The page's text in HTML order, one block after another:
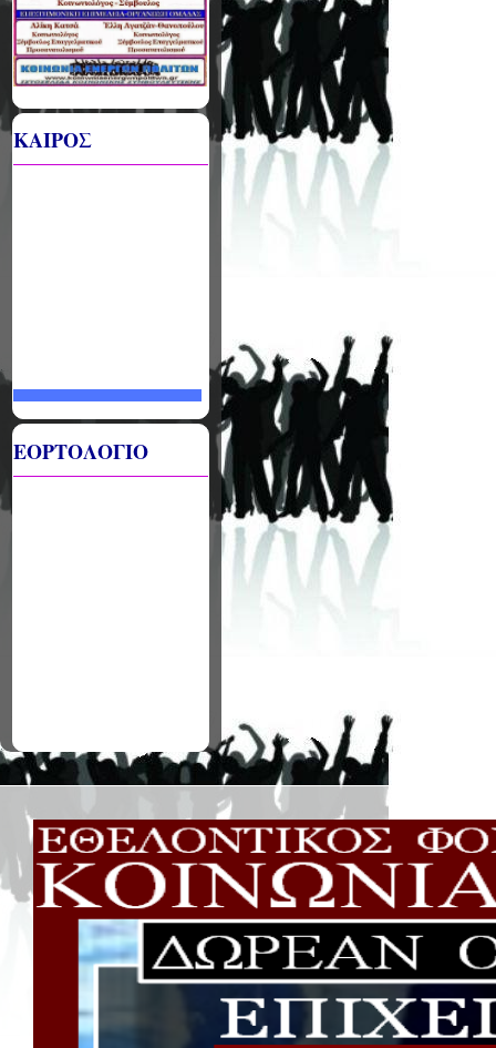
ΚΑΙΡΟΣ
ΕΟΡΤΟΛΟΓΙΟ